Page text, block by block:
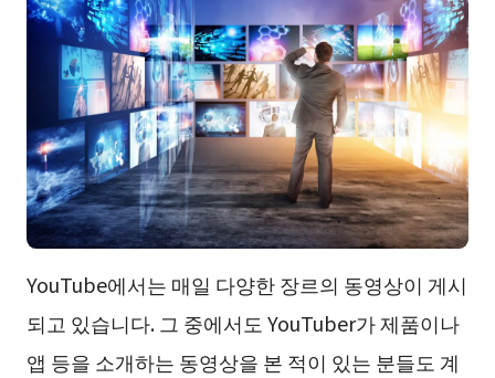
YouTube에서는 매일 다양한 장르의 동영상이 게시
되고 있습니다. 그 중에서도 YouTuber가 제품이나
앱 등을 소개하는 동영상을 본 적이 있는 분들도 계